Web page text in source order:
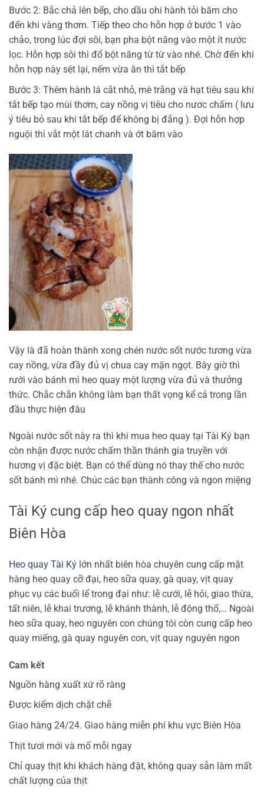
Bước 2: Bắc chả lên bếp, cho dầu ohi hành tỏi băm cho
đến khi vàng thơm. Tiếp theo cho hỗn hợp ở bước 1 vào
chảo, trong lúc đợi sôi, bạn pha bột năng vào một ít nước
lọc. Hỗn hợp sôi thì đổ bột năng từ từ vào nhé. Chờ đến khi
hỗn hợp này sệt lại, nếm vừa ăn thì tắt bếp
Bước 3: Thêm hành lá cắt nhỏ, mè trắng và hạt tiêu sau khi
tắt bếp tạo mùi thơm, cay nồng vị tiêu cho nươc chấm ( lưu
ý tiêu bỏ sau khi tắt bếp để không bị đắng ). Đợi hỗn hợp
nguội thì vắt một lát chanh và ớt băm vào
Vậy là đã hoàn thành xong chén nước sốt nước tương vừa
cay nồng, vừa đầy đủ vị chua cay mặn ngọt. Bây giờ thì
rưới vào bánh mì heo quay một lượng vừa đủ và thưởng
thức. Chắc chắn không làm bạn thất vọng kể cả trong lần
đầu thực hiện đâu
Ngoài nước sốt này ra thì khi mua heo quay tại Tài Ký bạn
còn nhận được nước chấm thần thánh gia truyền với
hương vị đặc biệt. Bạn có thể dùng nó thay thế cho nước
sốt bánh mì nhé. Chúc các bạn thành công và ngon miệng
Tài Ký cung cấp heo quay ngon nhất
Biên Hòa
Heo quay Tài Ký lớn nhất biên hòa chuyên cung cấp mặt
hàng heo quay cỡ đại, heo sữa quay, gà quay, vịt quay
phục vụ các buổi lể trong đại như: lễ cưới, lễ hỏi, giao thừa,
tất niên, lễ khai trương, lễ khánh thành, lễ động thổ,… Ngoài
heo sữa quay, heo nguyên con chúng tôi còn cung cấp heo
quay miếng, gà quay nguyên con, vịt quay nguyên ngon
Cam kết
Nguồn hàng xuất xứ rõ ràng
Được kiểm dịch chặt chẽ
Giao hàng 24/24. Giao hàng miễn phí khu vực Biên Hòa
Thịt tươi mới và mổ mỗi ngay
Chỉ quay thịt khi khách hàng đặt, không quay sẵn làm mất
chất lượng của thịt